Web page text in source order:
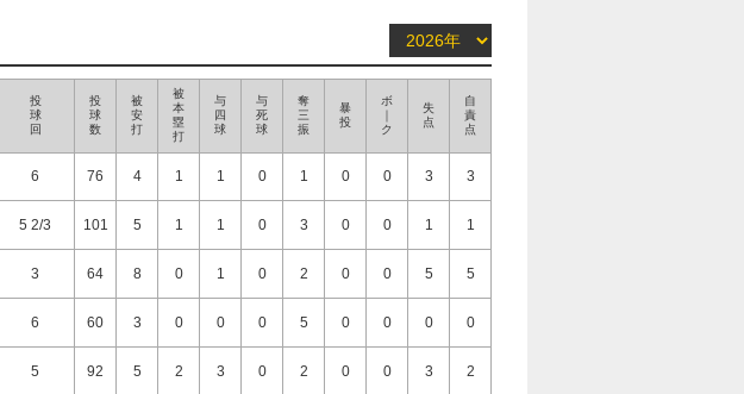
投
球
回
投
球
数
被
安
打
被
本
塁
打
与
四
球
与
死
球
奪
三
振
暴
投
ボ
｜
ク
失
点
自
責
点
6 76 4 1 1 0 1 0 0 3 3
5 2/3 101 5 1 1 0 3 0 0 1 1
3 64 8 0 1 0 2 0 0 5 5
6 60 3 0 0 0 5 0 0 0 0
5 92 5 2 3 0 2 0 0 3 2